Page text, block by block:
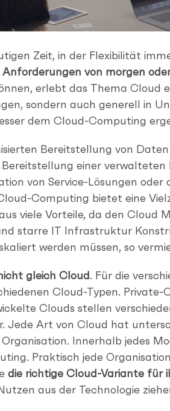
Zeit, in der Flexibilität
Anforderungen von morgen
erlebt das Thema Cloud
sondern auch generell in
dem Cloud-Computing
Bereitstellung von
einer
von Service-Lösungen oder
Computing bietet eine
viele Vorteile, da den Cloud
starre IT Infrastruktur
werden müssen, so
gleich Cloud. Für die
Cloud-Typen.
Clouds stellen
Jede Art von Cloud hat
Innerhalb jedes
Praktisch jede
die richtige Cloud-Variante für
aus der Technologie